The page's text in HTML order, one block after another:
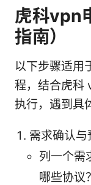
虎科vpn
指南）
以下步骤适用
程，结合虎科
执行，遇到具
需求确认与
列一个需
哪些协议